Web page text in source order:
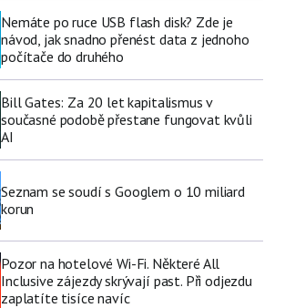
Nemáte po ruce USB flash disk? Zde je
návod, jak snadno přenést data z jednoho
počítače do druhého
Bill Gates: Za 20 let kapitalismus v
současné podobě přestane fungovat kvůli
AI
Seznam se soudí s Googlem o 10 miliard
korun
Pozor na hotelové Wi-Fi. Některé All
Inclusive zájezdy skrývají past. Při odjezdu
zaplatíte tisíce navíc